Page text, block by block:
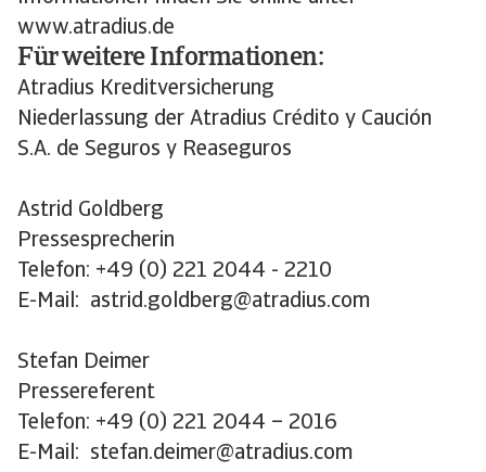
www.atradius.de
Für weitere Informationen:
Atradius Kreditversicherung
Niederlassung der Atradius Crédito y Caución
S.A. de Seguros y Reaseguros
Astrid Goldberg
Pressesprecherin
Telefon: +49 (0) 221 2044 - 2210
E-Mail: astrid.goldberg@atradius.com
Stefan Deimer
Pressereferent
Telefon: +49 (0) 221 2044 – 2016
E-Mail: stefan.deimer@atradius.com